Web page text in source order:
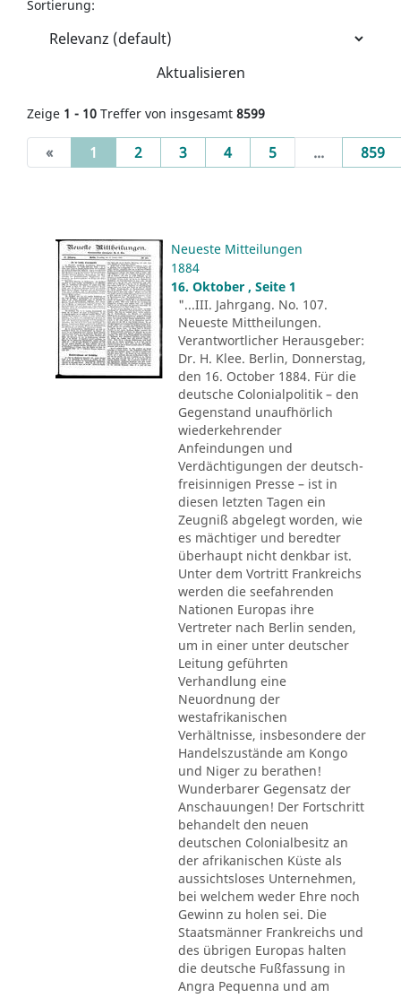
Sortierung:
Aktualisieren
Zeige 1 - 10 Treffer von insgesamt 8599
« 1 (current)
2 3 4 5 ... 859
Neueste Mitteilungen
1884
16. Oktober , Seite 1
"...III. Jahrgang. No. 107.
Neueste Mittheilungen.
Verantwortlicher Herausgeber:
Dr. H. Klee. Berlin, Donnerstag,
den 16. October 1884. Für die
deutsche Colonialpolitik – den
Gegenstand unaufhörlich
wiederkehrender
Anfeindungen und
Verdächtigungen der deutsch-
freisinnigen Presse – ist in
diesen letzten Tagen ein
Zeugniß abgelegt worden, wie
es mächtiger und beredter
überhaupt nicht denkbar ist.
Unter dem Vortritt Frankreichs
werden die seefahrenden
Nationen Europas ihre
Vertreter nach Berlin senden,
um in einer unter deutscher
Leitung geführten
Verhandlung eine
Neuordnung der
westafrikanischen
Verhältnisse, insbesondere der
Handelszustände am Kongo
und Niger zu berathen!
Wunderbarer Gegensatz der
Anschauungen! Der Fortschritt
behandelt den neuen
deutschen Colonialbesitz an
der afrikanischen Küste als
aussichtsloses Unternehmen,
bei welchem weder Ehre noch
Gewinn zu holen sei. Die
Staatsmänner Frankreichs und
des übrigen Europas halten
die deutsche Fußfassung in
Angra Pequenna und am